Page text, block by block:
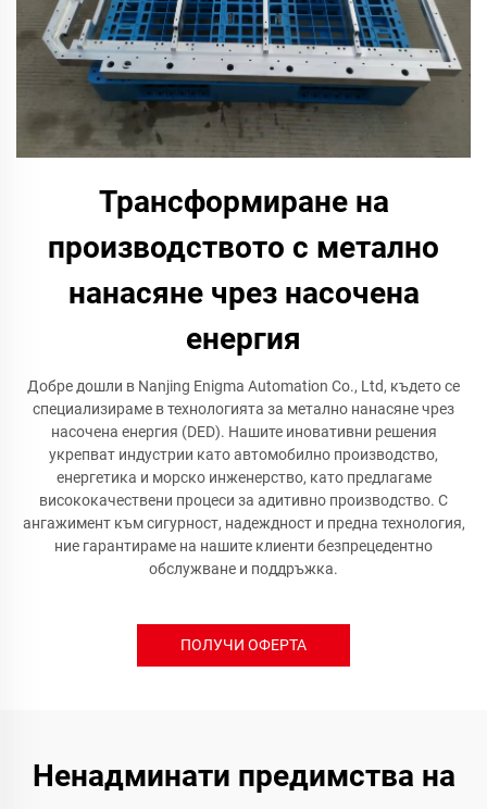
Трансформиране на
производството с метално
нанасяне чрез насочена
енергия
Добре дошли в Nanjing Enigma Automation Co., Ltd, където се
специализираме в технологията за метално нанасяне чрез
насочена енергия (DED). Нашите иновативни решения
укрепват индустрии като автомобилно производство,
енергетика и морско инженерство, като предлагаме
висококачествени процеси за адитивно производство. С
ангажимент към сигурност, надеждност и предна технология,
ние гарантираме на нашите клиенти безпрецедентно
обслужване и поддръжка.
ПОЛУЧИ ОФЕРТА
Ненадминати предимства на